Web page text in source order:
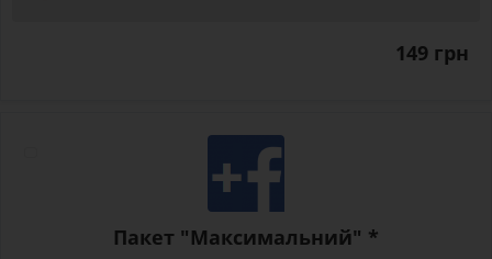
149 грн
Пакет "Максимальний" *